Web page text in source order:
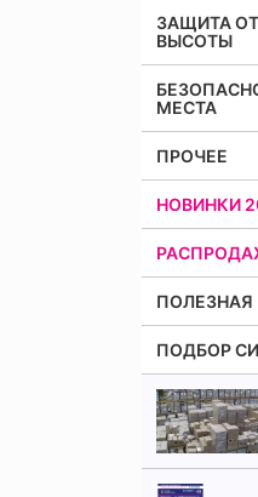
ЗАЩИТА
ВЫСОТЫ
МЕСТА
ПРОЧЕЕ
НОВИНКИ
ПОДБОР